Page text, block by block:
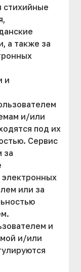
стихийные
а также за
и
и/или
под их
Сервис
за
или за
и
и/или